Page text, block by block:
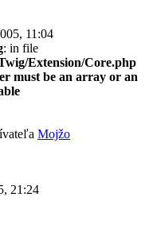
11:04
: in file
Extension/Core.php
must be an array or an
Mojžo
21:24